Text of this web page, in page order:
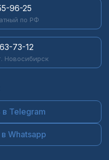
96-25
по РФ
73-12
Новосибирск
в Telegram
Whatsapp